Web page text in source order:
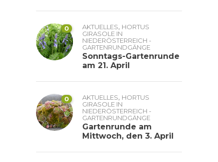
0 AKTUELLES, HORTUS
GIRASOLE IN
NIEDERÖSTERREICH -
GARTENRUNDGÄNGE
Sonntags-Gartenrunde
am 21. April
0 AKTUELLES, HORTUS
GIRASOLE IN
NIEDERÖSTERREICH -
GARTENRUNDGÄNGE
Gartenrunde am
Mittwoch, den 3. April